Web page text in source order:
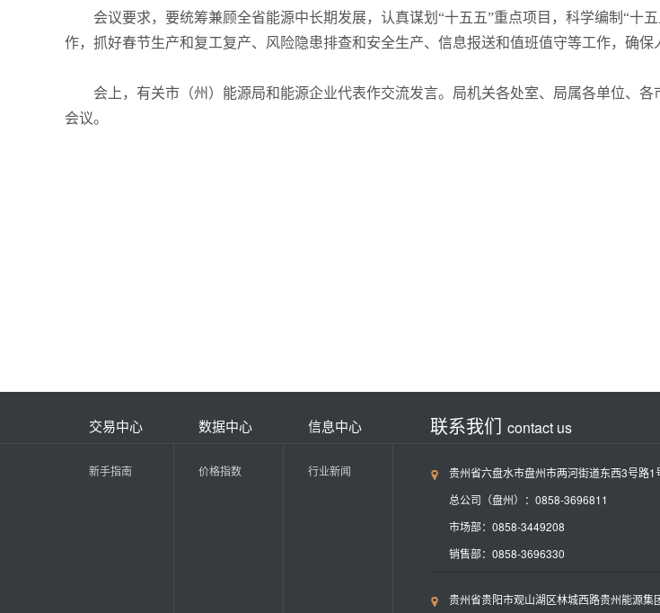
会议要求，要统筹兼顾全省能源中长期发展，认真谋划“十五五”重点项目，科学编制“十
作，抓好春节生产和复工复产、风险隐患排查和安全生产、信息报送和值班值守等工作，确保
会上，有关市（州）能源局和能源企业代表作交流发言。局机关各处室、局属各单位、
会议。
交易中心
新手指南
数据中心
价格指数
信息中心
行业新闻
联系我们 contact us
贵州省六盘水市盘州市两河街道东西3号路1
总公司（盘州）：0858-3696811
市场部：0858-3449208
销售部：0858-3696330
贵州省贵阳市观山湖区林城西路贵州能源集